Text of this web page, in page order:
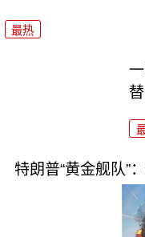
最热
特朗普“黄金舰队”